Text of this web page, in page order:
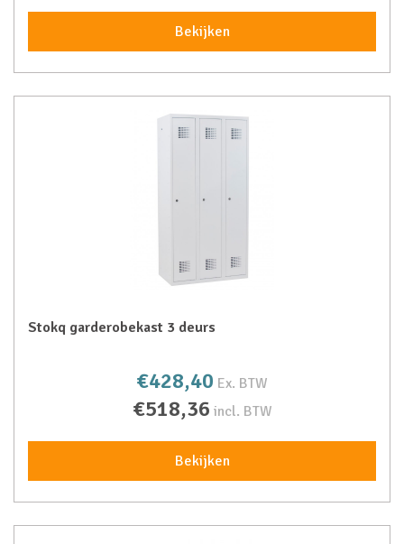
Bekijken
Stokq garderobekast 3 deurs
€428,40 Ex. BTW
€518,36 incl. BTW
Bekijken